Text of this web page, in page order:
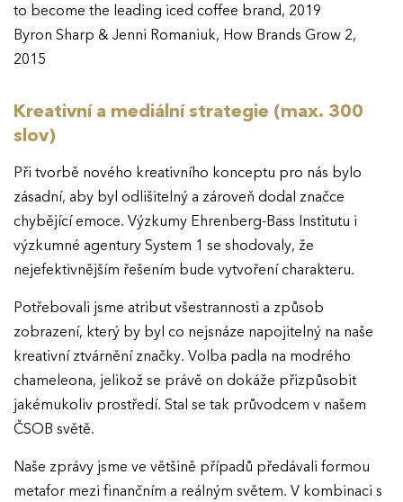
EFFIE 2026
AKTUALITY
VÝSLEDKY
Ročník 2025
Ročník 2022
Ročník 2021
Ročník 2020
Ročník 2018
GALERIE
KONTAKTY
to become the leading iced coffee brand, 2019
Byron Sharp & Jenni Romaniuk, How Brands Grow 2,
2015
Kreativní a mediální strategie (max. 300
slov)
Při tvorbě nového kreativního konceptu pro nás bylo
zásadní, aby byl odlišitelný a zároveň dodal značce
chybějící emoce. Výzkumy Ehrenberg-Bass Institutu i
výzkumné agentury System 1 se shodovaly, že
nejefektivnějším řešením bude vytvoření charakteru.
Potřebovali jsme atribut všestrannosti a způsob
zobrazení, který by byl co nejsnáze napojitelný na naše
kreativní ztvárnění značky. Volba padla na modrého
chameleona, jelikož se právě on dokáže přizpůsobit
jakémukoliv prostředí. Stal se tak průvodcem v našem
ČSOB světě.
Naše zprávy jsme ve většině případů předávali formou
metafor mezi finančním a reálným světem. V kombinaci s